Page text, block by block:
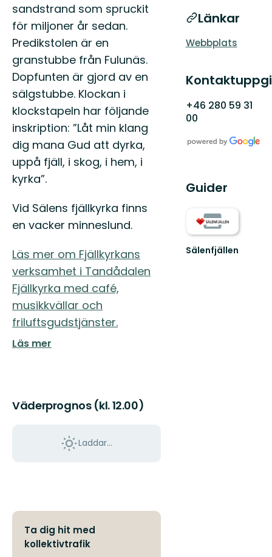
sandstrand som spruckit
för miljoner år sedan.
Predikstolen är en
granstubbe från Fulunäs.
Dopfunten är gjord av en
sälgstubbe. Klockan i
klockstapeln har följande
inskription: ”Låt min klang
dig mana Gud att dyrka,
uppå fjäll, i skog, i hem, i
kyrka”.
Vid Sälens fjällkyrka finns
en vacker minneslund.
Läs mer om Fjällkyrkans
verksamhet i Tandådalen
Fjällkyrka med café,
musikkvällar och
friluftsgudstjänster.
Läs mer
Väderprognos (kl. 12.00)
Laddar...
Ta dig hit med
kollektivtrafik
Länkar
Webbplats
+46 280 59 31
00
Guider
Sälenfjällen